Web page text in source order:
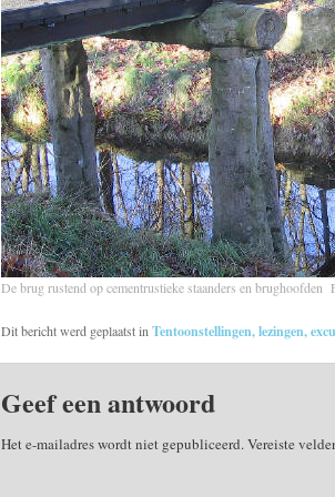
De brug rustend op cementrustieke staanders en brughoofden
Dit bericht werd geplaatst in Tentoonstellingen, lezingen,
Geef een antwoord
Het e-mailadres wordt niet gepubliceerd. Vereiste